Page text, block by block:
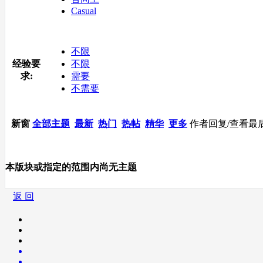
Casual
经验要
求:
不限
不限
需要
不需要
新窗 全部主题 最新 热门 热帖 精华 更多 作者回复/查看最
本版块或指定的范围内尚无主题
返 回